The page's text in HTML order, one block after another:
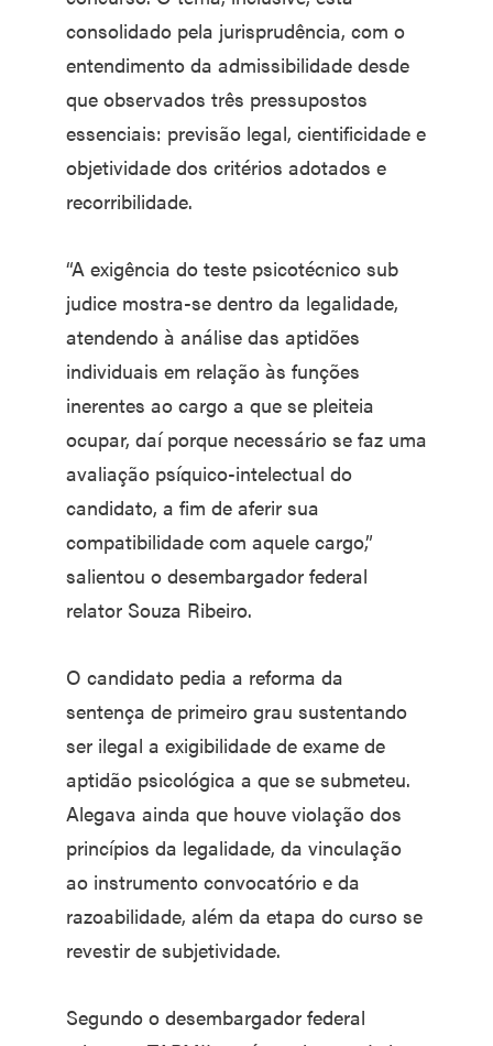
consolidado pela jurisprudência, com o
entendimento da admissibilidade desde
que observados três pressupostos
essenciais: previsão legal, cientificidade e
objetividade dos critérios adotados e
recorribilidade.
“A exigência do teste psicotécnico sub
judice mostra-se dentro da legalidade,
atendendo à análise das aptidões
individuais em relação às funções
inerentes ao cargo a que se pleiteia
ocupar, daí porque necessário se faz uma
avaliação psíquico-intelectual do
candidato, a fim de aferir sua
compatibilidade com aquele cargo,”
salientou o desembargador federal
relator Souza Ribeiro.
O candidato pedia a reforma da
sentença de primeiro grau sustentando
ser ilegal a exigibilidade de exame de
aptidão psicológica a que se submeteu.
Alegava ainda que houve violação dos
princípios da legalidade, da vinculação
ao instrumento convocatório e da
razoabilidade, além da etapa do curso se
revestir de subjetividade.
Segundo o desembargador federal